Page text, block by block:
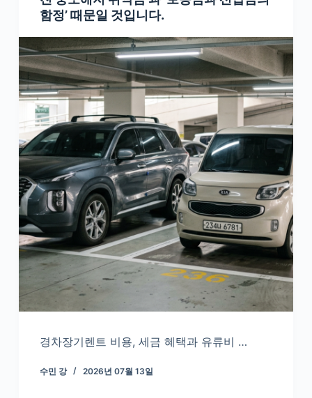
함정’ 때문일 것입니다.
경차장기렌트 비용, 세금 혜택과 유류비 …
수민 강 2026년 07월 13일